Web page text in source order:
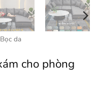
Bọc da
cho phòng